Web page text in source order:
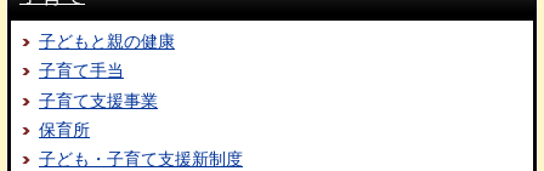
子どもと親の健康
子育て手当
子育て支援事業
保育所
子ども・子育て支援新制度